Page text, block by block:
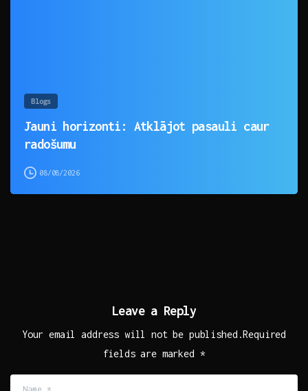
Blogs
Jauni horizonti: Atklājot pasauli caur
radošumu
08/08/2026
Leave a Reply
Your email address will not be published.Required
fields are marked *